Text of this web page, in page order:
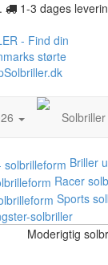
1-3 dages
Solbriller
Briller
Racer
Sports
solbriller